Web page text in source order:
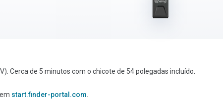
Cerca de 5 minutos com o chicote de 54 polegadas incluído.
start.finder-portal.com